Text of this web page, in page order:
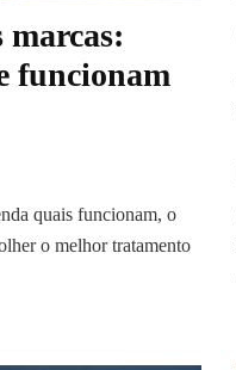
marcas:
funcionam
quais funcionam, o
o melhor tratamento